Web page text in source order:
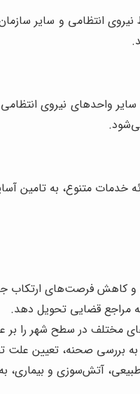
انتظامی و سایر
واحدهای نیروی
خدمات متنوع، به تامین
و کاهش فرصت‌های ارتکاب
مراجع قضایی تحویل دهد.
مختلف در سطح شهر را بر
بررسی صحنه، تعیین علت
آتش‌سوزی و بیماری،